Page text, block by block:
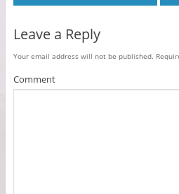
Leave a Reply
Your email address will not be published.
Comment